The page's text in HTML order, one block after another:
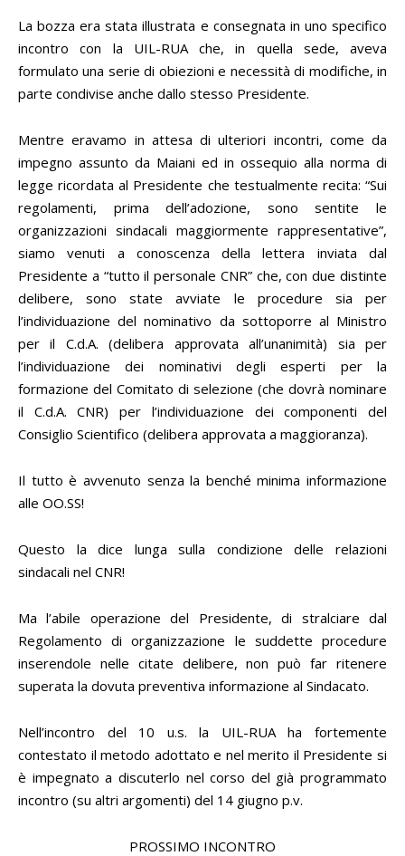
La bozza era stata illustrata e consegnata in uno specifico
incontro con la UIL-RUA che, in quella sede, aveva
formulato una serie di obiezioni e necessità di modifiche, in
parte condivise anche dallo stesso Presidente.
Mentre eravamo in attesa di ulteriori incontri, come da
impegno assunto da Maiani ed in ossequio alla norma di
legge ricordata al Presidente che testualmente recita: “Sui
regolamenti, prima dell’adozione, sono sentite le
organizzazioni sindacali maggiormente rappresentative”,
siamo venuti a conoscenza della lettera inviata dal
Presidente a “tutto il personale CNR” che, con due distinte
delibere, sono state avviate le procedure sia per
l’individuazione del nominativo da sottoporre al Ministro
per il C.d.A. (delibera approvata all’unanimità) sia per
l’individuazione dei nominativi degli esperti per la
formazione del Comitato di selezione (che dovrà nominare
il C.d.A. CNR) per l’individuazione dei componenti del
Consiglio Scientifico (delibera approvata a maggioranza).
Il tutto è avvenuto senza la benché minima informazione
alle OO.SS!
Questo la dice lunga sulla condizione delle relazioni
sindacali nel CNR!
Ma l’abile operazione del Presidente, di stralciare dal
Regolamento di organizzazione le suddette procedure
inserendole nelle citate delibere, non può far ritenere
superata la dovuta preventiva informazione al Sindacato.
Nell’incontro del 10 u.s. la UIL-RUA ha fortemente
contestato il metodo adottato e nel merito il Presidente si
è impegnato a discuterlo nel corso del già programmato
incontro (su altri argomenti) del 14 giugno p.v.
PROSSIMO INCONTRO